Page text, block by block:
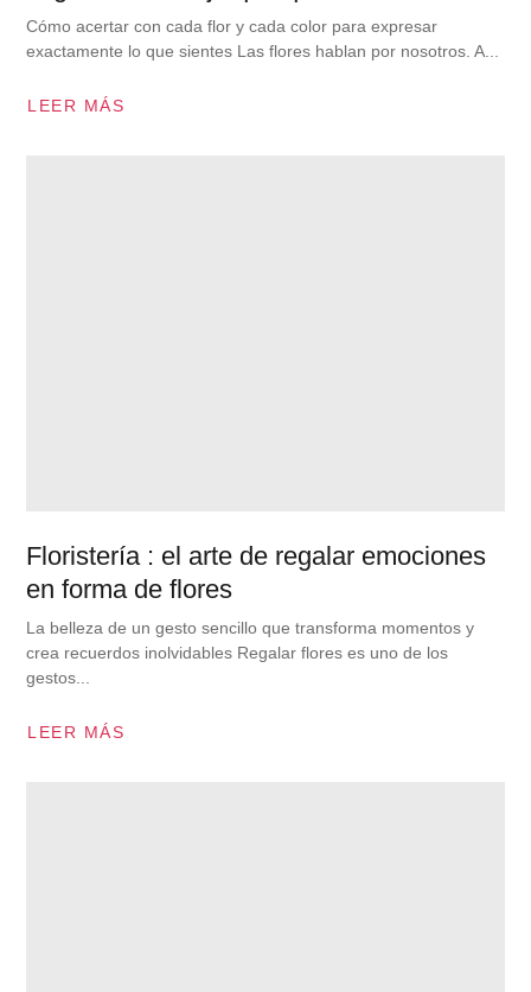
Cómo acertar con cada flor y cada color para expresar
exactamente lo que sientes Las flores hablan por nosotros. A...
LEER MÁS
Floristería : el arte de regalar emociones
en forma de flores
La belleza de un gesto sencillo que transforma momentos y
crea recuerdos inolvidables Regalar flores es uno de los
gestos...
LEER MÁS